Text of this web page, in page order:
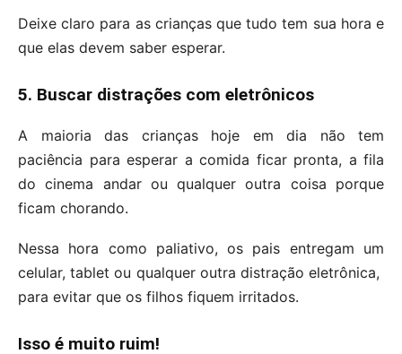
Deixe claro para as crianças que tudo tem sua hora e
que elas devem saber esperar.
5. Buscar distrações com eletrônicos
A maioria das crianças hoje em dia não tem
paciência para esperar a comida ficar pronta, a fila
do cinema andar ou qualquer outra coisa porque
ficam chorando.
Nessa hora como paliativo, os pais entregam um
celular, tablet ou qualquer outra distração eletrônica,
para evitar que os filhos fiquem irritados.
Isso é muito ruim!